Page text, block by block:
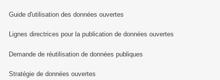
Guide d'utilisation des données ouvertes
Lignes directrices pour la publication de données ouvertes
Demande de réutilisation de données publiques
Stratégie de données ouvertes